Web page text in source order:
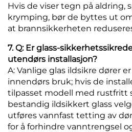
Hvis de viser tegn på aldring,
krymping, bør de byttes ut
at brannsikkerheten
7. Q: Er glass-
utendørs installasjon?
A: Vanlige glas ildsikre dører
innendørs bruk; hvis de
tilpasset modell med rustfritt
bestandig ildsikkert glass
utføres vannfast tetting av
for å forhindre vanntrengsel